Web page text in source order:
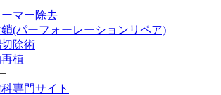
マー除去
(パーフォーレーションリペア)
除術
植
専門サイト